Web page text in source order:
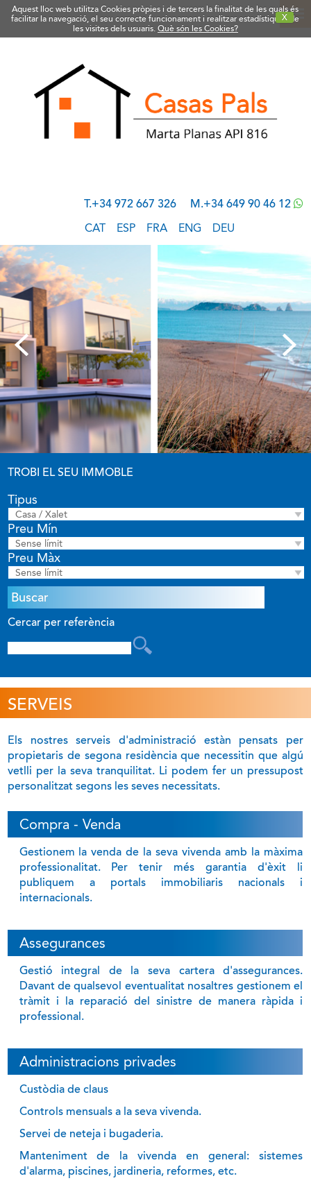
Aquest lloc web utilitza Cookies pròpies i de tercers la finalitat de les quals és
facilitar la navegació, el seu correcte funcionament i realitzar estadístiques de
les visites dels usuaris.
X
Què són les Cookies?
M.+34 649 90 46 12
T.+34 972 667 326
CAT ESP FRA ENG DEU
TROBI EL SEU IMMOBLE
Tipus
Casa / Xalet
Preu Mín
Sense límit
Preu Màx
Sense límit
Cercar per referència
SERVEIS
Els nostres serveis d'administració estàn pensats per
propietaris de segona residència que necessitin que algú
vetlli per la seva tranquilitat. Li podem fer un pressupost
personalitzat segons les seves necessitats.
Compra - Venda
Gestionem la venda de la seva vivenda amb la màxima
professionalitat. Per tenir més garantia d'èxit li
publiquem a portals immobiliaris nacionals i
internacionals.
Assegurances
Gestió integral de la seva cartera d'assegurances.
Davant de qualsevol eventualitat nosaltres gestionem el
tràmit i la reparació del sinistre de manera ràpida i
professional.
Administracions privades
Custòdia de claus
Controls mensuals a la seva vivenda.
Servei de neteja i bugaderia.
Manteniment de la vivenda en general: sistemes
d'alarma, piscines, jardineria, reformes, etc.